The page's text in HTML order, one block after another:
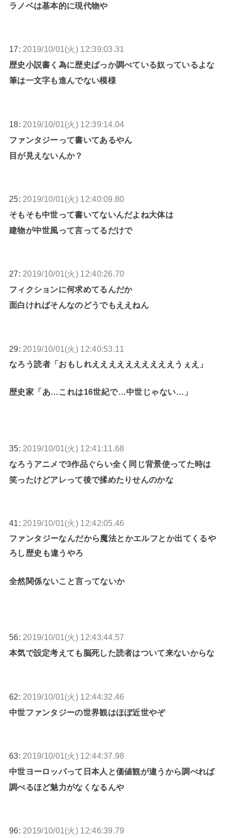
ラノベは基本的に現代物や
17: 2019/10/01(火) 12:39:03.31
歴史小説書く為に歴史ばっか調べている奴っているよな
筆は一文字も進んでない模様
18: 2019/10/01(火) 12:39:14.04
ファンタジーって書いてあるやん
目が見えないんか？
25: 2019/10/01(火) 12:40:09.80
そもそも中世って書いてないんだよね大体は
建物が中世風って言ってるだけで
27: 2019/10/01(火) 12:40:26.70
フィクションに何求めてるんだか
面白ければそんなのどうでもええねん
29: 2019/10/01(火) 12:40:53.11
なろう読者「おもしれええええええええええうぇえ」
歴史家「あ…これは16世紀で…中世じゃない…」
35: 2019/10/01(火) 12:41:11.68
なろうアニメで3作品ぐらい全く同じ背景使ってた時は
笑ったけどアレって後で揉めたりせんのかな
41: 2019/10/01(火) 12:42:05.46
ファンタジーなんだから魔法とかエルフとか出てくるや
ろし歴史も違うやろ
全然関係ないこと言ってないか
56: 2019/10/01(火) 12:43:44.57
本気で設定考えても脳死した読者はついて来ないからな
62: 2019/10/01(火) 12:44:32.46
中世ファンタジーの世界観はほぼ近世やぞ
63: 2019/10/01(火) 12:44:37.98
中世ヨーロッパって日本人と価値観が違うから調べれば
調べるほど魅力がなくなるんや
96: 2019/10/01(火) 12:46:39.79